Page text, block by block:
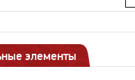
элементы